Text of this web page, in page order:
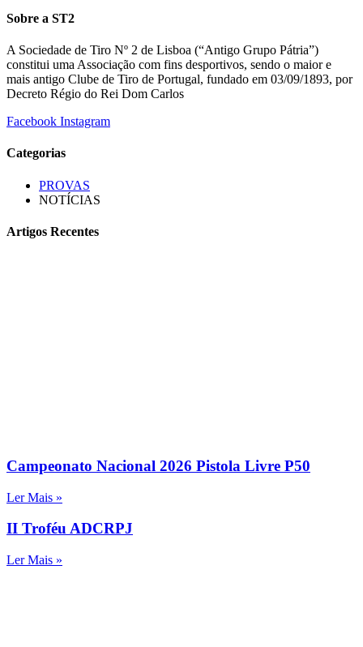
Sobre a ST2
A Sociedade de Tiro Nº 2 de Lisboa (“Antigo Grupo Pátria”)
constitui uma Associação com fins desportivos, sendo o maior e
mais antigo Clube de Tiro de Portugal, fundado em 03/09/1893, por
Decreto Régio do Rei Dom Carlos
Facebook Instagram
Categorias
PROVAS
NOTÍCIAS
Artigos Recentes
Campeonato Nacional 2026 Pistola Livre P50
Ler Mais »
II Troféu ADCRPJ
Ler Mais »